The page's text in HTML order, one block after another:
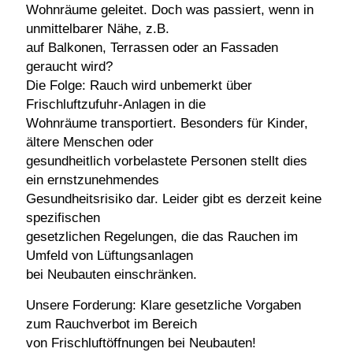
Wohnräume geleitet. Doch was passiert, wenn in
unmittelbarer Nähe, z.B.
auf Balkonen, Terrassen oder an Fassaden
geraucht wird?
Die Folge: Rauch wird unbemerkt über
Frischluftzufuhr-Anlagen in die
Wohnräume transportiert. Besonders für Kinder,
ältere Menschen oder
gesundheitlich vorbelastete Personen stellt dies
ein ernstzunehmendes
Gesundheitsrisiko dar. Leider gibt es derzeit keine
spezifischen
gesetzlichen Regelungen, die das Rauchen im
Umfeld von Lüftungsanlagen
bei Neubauten einschränken.
Unsere Forderung: Klare gesetzliche Vorgaben
zum Rauchverbot im Bereich
von Frischluftöffnungen bei Neubauten!